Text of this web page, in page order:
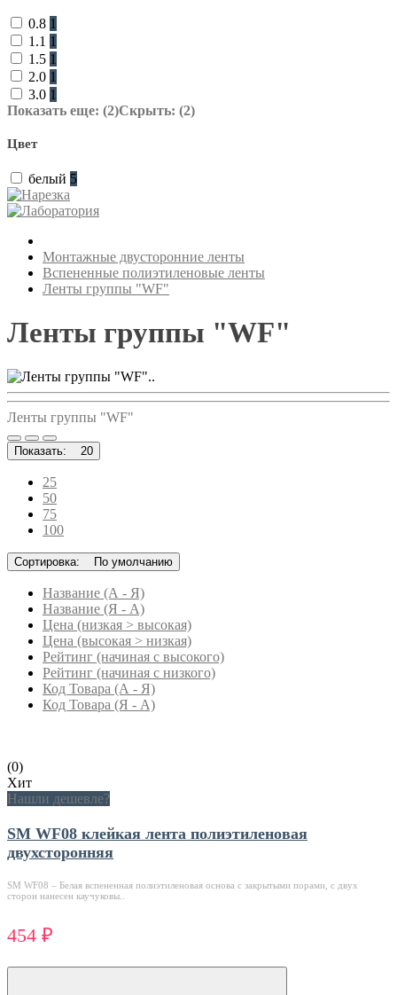
0.8 1
1.1 1
1.5 1
2.0 1
3.0 1
Показать еще: (2)Скрыть: (2)
Цвет
белый 5
Монтажные двусторонние ленты
Вспененные полиэтиленовые ленты
Ленты группы "WF"
Ленты группы "WF"
..
Ленты группы "WF"
Показать: 20
25
50
75
100
Сортировка: По умолчанию
Название (А - Я)
Название (Я - А)
Цена (низкая > высокая)
Цена (высокая > низкая)
Рейтинг (начиная с высокого)
Рейтинг (начиная с низкого)
Код Товара (А - Я)
Код Товара (Я - А)
(0)
Хит
Нашли дешевле?
SM WF08 клейкая лента полиэтиленовая
двухсторонняя
SM WF08 – Белая вспененная полиэтиленовая основа с закрытыми порами, с двух
сторон нанесен каучуковы..
454 ₽